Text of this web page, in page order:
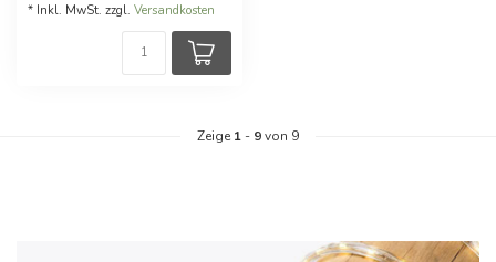
* Inkl. MwSt. zzgl. Versandkosten
Zeige 1 - 9von 9